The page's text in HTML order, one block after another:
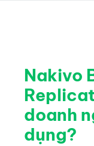
Nakivo
doanh
dụng?